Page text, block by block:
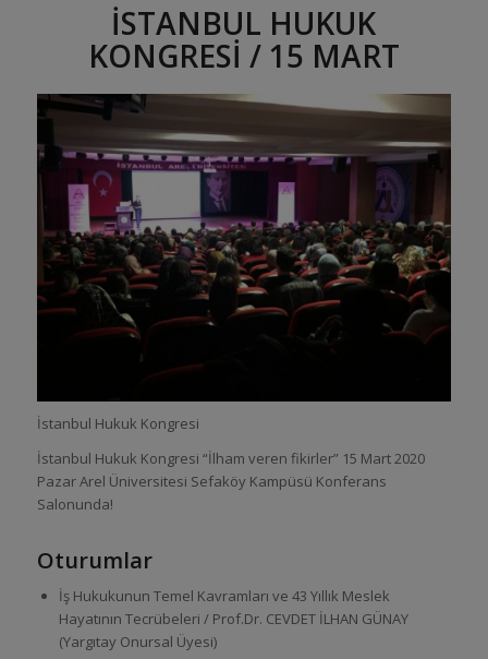
İSTANBUL HUKUK
KONGRESİ / 15 MART
İstanbul Hukuk Kongresi
İstanbul Hukuk Kongresi “İlham veren fikirler” 15 Mart 2020
Pazar Arel Üniversitesi Sefaköy Kampüsü Konferans
Salonunda!
Oturumlar
İş Hukukunun Temel Kavramları ve 43 Yıllık Meslek
Hayatının Tecrübeleri / Prof.Dr. CEVDET İLHAN GÜNAY
(Yargıtay Onursal Üyesi)